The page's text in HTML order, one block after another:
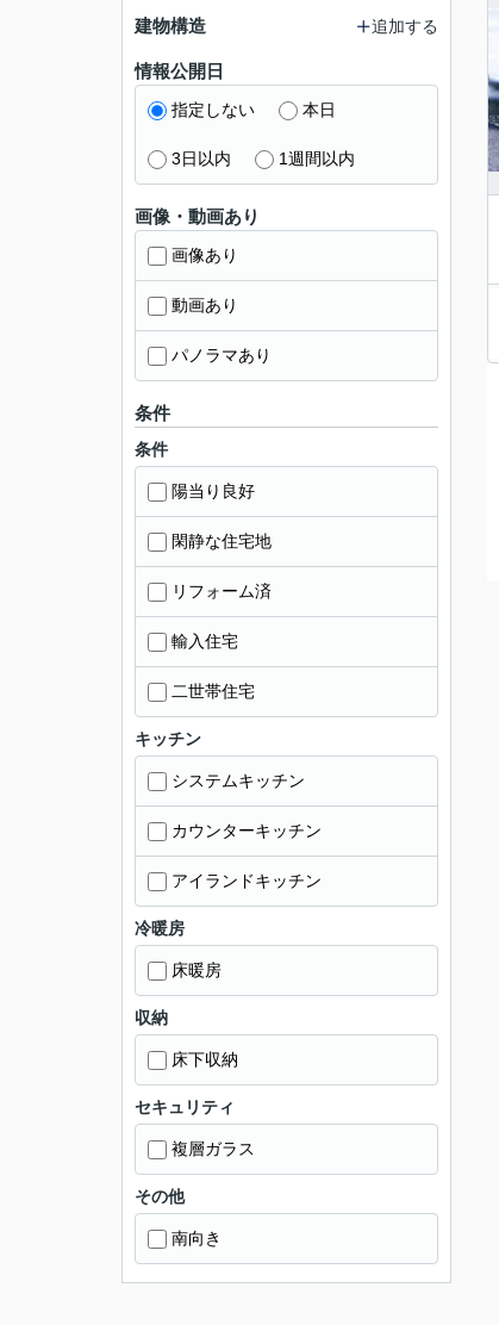
建物構造 追加する
情報公開日
指定しない 本日
3日以内 1週間以内
画像・動画あり
画像あり
動画あり
パノラマあり
条件
条件
陽当り良好
閑静な住宅地
リフォーム済
輸入住宅
二世帯住宅
キッチン
システムキッチン
カウンターキッチン
アイランドキッチン
冷暖房
床暖房
収納
床下収納
セキュリティ
複層ガラス
その他
南向き